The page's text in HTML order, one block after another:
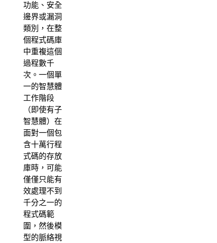
功能、安全
邊界或漏洞
類別，在整
個程式碼庫
中重複這個
過程數千
次。一個單
一的智慧體
工作階段
（即使有子
智慧體）在
面對一個包
含十萬行程
式碼的存放
庫時，可能
僅僅只能有
效處理不到
千分之一的
程式碼範
圍，然後模
型的脈絡視